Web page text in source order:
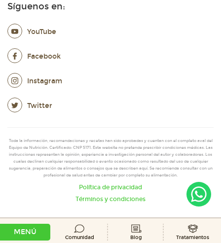
Síguenos en:
YouTube
Facebook
Instagram
Twitter
Toda la información, recomendaciones y recetas han sido aprobadas y cuentan con el completo aval del
Equipo de Nutrición. Certificado: CNP 5171. Esta website no pretende prescribir condiciones médicas. Las
instrucciones representan la opinión, experiencia e investigación personal del autor y colaboradores. Los
cuales declinan cualquier responsabilidad o evento ocasionado como resultado del uso de cualquier
sugerencia, preparación de alimentos o consejos que se describen aquí. Se recomienda consultar con un
profesional de salud antes de cambiar por completo su alimentación.
Política de privacidad
Términos y condiciones
MENÚ
Comunidad Blog Tratamientos